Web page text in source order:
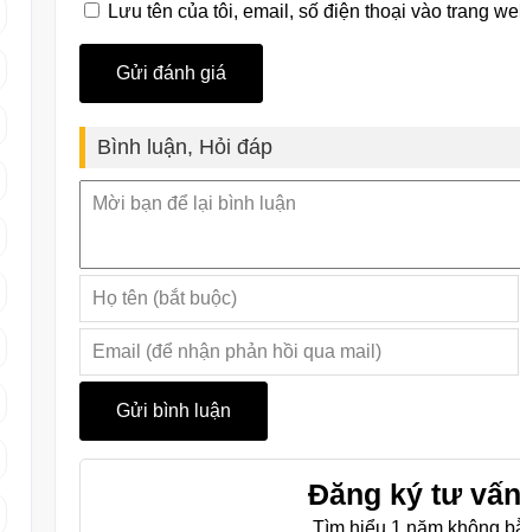
Lưu tên của tôi, email, số điện thoại vào trang
Bình luận, Hỏi đáp
Đăng ký tư